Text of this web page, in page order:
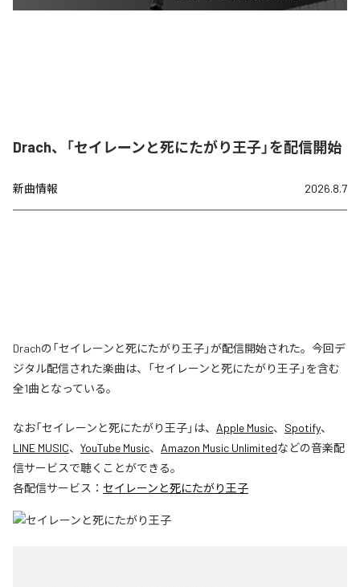
Drach、「セイレーンと死にたがり王子」を配信開始
新曲情報 2026.8.7
Drachの「セイレーンと死にたがり王子」が配信開始された。今回デ
ジタル配信された楽曲は、「セイレーンと死にたがり王子」を含む
全1曲となっている。
なお「セイレーンと死にたがり王子」は、 Apple Music、 Spotify、
LINE MUSIC、 YouTube Music、 Amazon Music Unlimitedなどの音楽配
信サービスで聴くことができる。
各配信サービス： セイレーンと死にたがり王子